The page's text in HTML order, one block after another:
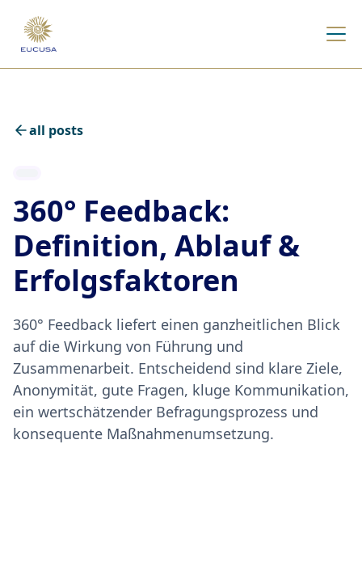
all posts
360° Feedback:
Definition, Ablauf &
Erfolgsfaktoren
360° Feedback liefert einen ganzheitlichen Blick
auf die Wirkung von Führung und
Zusammenarbeit. Entscheidend sind klare Ziele,
Anonymität, gute Fragen, kluge Kommunikation,
ein wertschätzender Befragungsprozess und
konsequente Maßnahmenumsetzung.